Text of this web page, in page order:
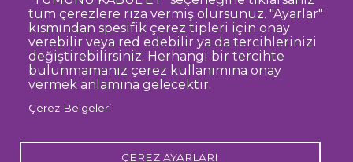
tüm çerezlere rıza vermiş olursunuz. "Ayarlar"
kısmından spesifik çerez tipleri için onay
verebilir veya red edebilir ya da tercihlerinizi
değiştirebilirsiniz. Herhangi bir tercihte
bulunmamanız çerez kullanımına onay
vermek anlamına gelecektir.
Çerez Belgeleri
ÇEREZ AYARLARI
Açık Rıza
Kurumsal Kimlik
© TED Üniversitesi. Ziya Gökalp Caddesi No:48 06420, Kolej
Çankaya ANKARA
ÜniversitesiÜniversitesiÜniversitesi
geç